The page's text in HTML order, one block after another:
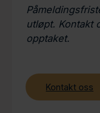
utløpt. Kontakt
opptaket.
Kontakt oss